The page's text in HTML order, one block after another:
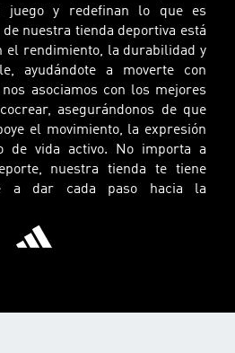
juego y redefinan lo que es
nuestra tienda deportiva está
el rendimiento, la durabilidad y
ayudándote a moverte con
asociamos con los mejores
asegurándonos de que
el movimiento, la expresión
de vida activo. No importa a
nuestra tienda te tiene
a dar cada paso hacia la